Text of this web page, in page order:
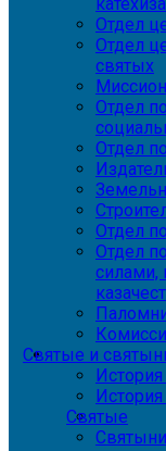
Отдел
Отдел
святых
Отдел
Отдел
Отдел
Отдел
силами,
Святые и
Святые
Святыни